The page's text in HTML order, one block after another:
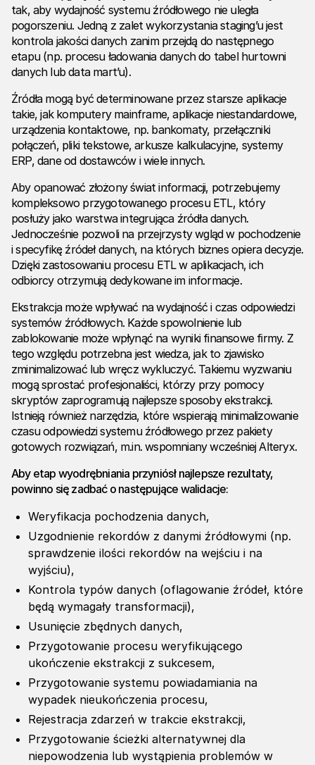
tak, aby wydajność systemu źródłowego nie uległa
pogorszeniu. Jedną z zalet wykorzystania staging’u jest
kontrola jakości danych zanim przejdą do następnego
etapu (np. procesu ładowania danych do tabel hurtowni
danych lub data mart’u).
Źródła mogą być determinowane przez starsze aplikacje
takie, jak komputery mainframe, aplikacje niestandardowe,
urządzenia kontaktowe, np. bankomaty, przełączniki
połączeń, pliki tekstowe, arkusze kalkulacyjne, systemy
ERP, dane od dostawców i wiele innych.
Aby opanować złożony świat informacji, potrzebujemy
kompleksowo przygotowanego procesu ETL, który
posłuży jako warstwa integrująca źródła danych.
Jednocześnie pozwoli na przejrzysty wgląd w pochodzenie
i specyfikę źródeł danych, na których biznes opiera decyzje.
Dzięki zastosowaniu procesu ETL w aplikacjach, ich
odbiorcy otrzymują dedykowane im informacje.
Ekstrakcja może wpływać na wydajność i czas odpowiedzi
systemów źródłowych. Każde spowolnienie lub
zablokowanie może wpłynąć na wyniki finansowe firmy. Z
tego względu potrzebna jest wiedza, jak to zjawisko
zminimalizować lub wręcz wykluczyć. Takiemu wyzwaniu
mogą sprostać profesjonaliści, którzy przy pomocy
skryptów zaprogramują najlepsze sposoby ekstrakcji.
Istnieją również narzędzia, które wspierają minimalizowanie
czasu odpowiedzi systemu źródłowego przez pakiety
gotowych rozwiązań, m.in. wspomniany wcześniej Alteryx.
Aby etap wyodrębniania przyniósł najlepsze rezultaty,
powinno się zadbać o następujące walidacje:
Weryfikacja pochodzenia danych,
Uzgodnienie rekordów z danymi źródłowymi (np.
sprawdzenie ilości rekordów na wejściu i na
wyjściu),
Kontrola typów danych (oflagowanie źródeł, które
będą wymagały transformacji),
Usunięcie zbędnych danych,
Przygotowanie procesu weryfikującego
ukończenie ekstrakcji z sukcesem,
Przygotowanie systemu powiadamiania na
wypadek nieukończenia procesu,
Rejestracja zdarzeń w trakcie ekstrakcji,
Przygotowanie ścieżki alternatywnej dla
niepowodzenia lub wystąpienia problemów w